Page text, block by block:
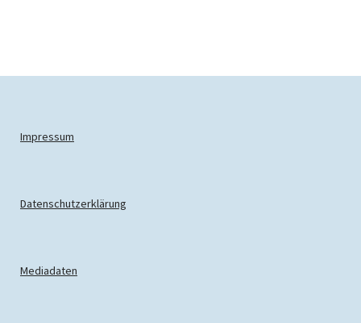
Impressum
Datenschutzerklärung
Mediadaten